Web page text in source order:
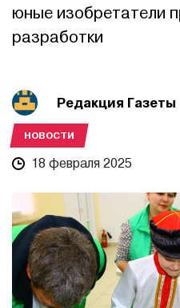
юные изобретатели
разработки
Редакция Газеты
НОВОСТИ
18 февраля 2025